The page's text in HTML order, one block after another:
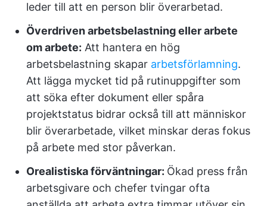
leder till att en person blir överarbetad.
Överdriven arbetsbelastning eller arbete
om arbete: Att hantera en hög
arbetsbelastning skapar arbetsförlamning.
Att lägga mycket tid på rutinuppgifter som
att söka efter dokument eller spåra
projektstatus bidrar också till att människor
blir överarbetade, vilket minskar deras fokus
på arbete med stor påverkan.
Orealistiska förväntningar: Ökad press från
arbetsgivare och chefer tvingar ofta